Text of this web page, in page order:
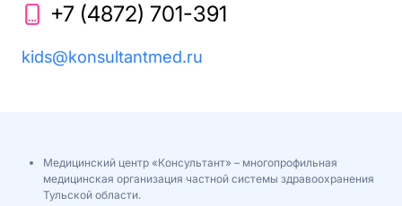
+7 (4872) 701-391
kids@konsultantmed.ru
Медицинский центр «Консультант» – многопрофильная
медицинская организация частной системы здравоохранения
Тульской области.